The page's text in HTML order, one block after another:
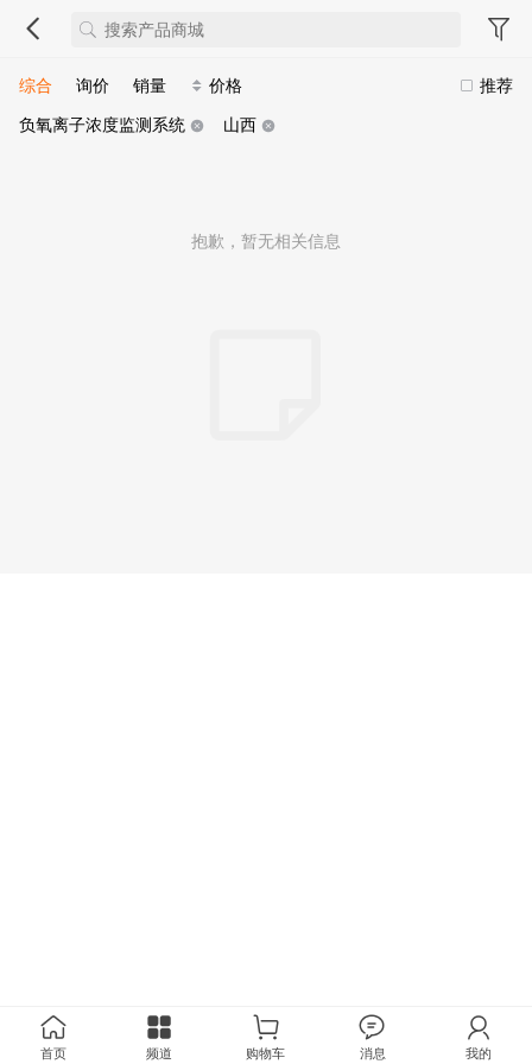
推荐
综合 询价 销量
价格
负氧离子浓度监测系统
山西
抱歉，暂无相关信息
首页 频道 购物车 消息 我的